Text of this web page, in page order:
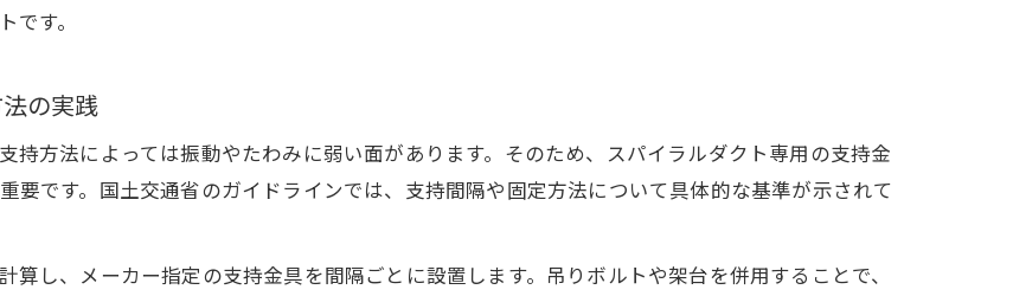
す。
の実践
持方法によっては振動やたわみに弱い面があります。そのため、スパイラルダクト専用の支持金
要です。国土交通省のガイドラインでは、支持間隔や固定方法について具体的な基準が示されて
し、メーカー指定の支持金具を間隔ごとに設置します。吊りボルトや架台を併用することで、